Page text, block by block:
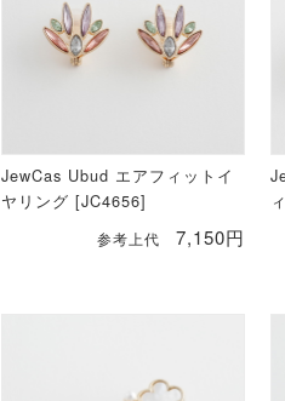
JewCas Ubud エアフィットイ
ヤリング [JC4656]
参考上代 7,150円